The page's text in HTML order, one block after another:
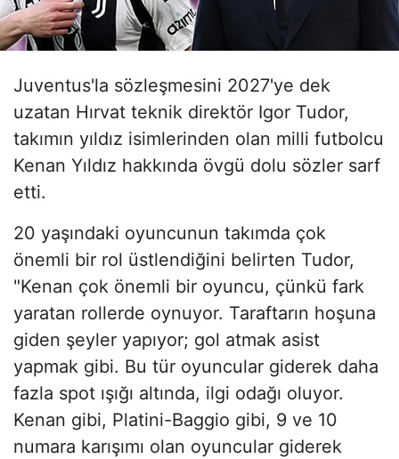
Juventus'la sözleşmesini 2027'ye dek
uzatan Hırvat teknik direktör Igor Tudor,
takımın yıldız isimlerinden olan milli futbolcu
Kenan Yıldız hakkında övgü dolu sözler sarf
etti.
20 yaşındaki oyuncunun takımda çok
önemli bir rol üstlendiğini belirten Tudor,
"Kenan çok önemli bir oyuncu, çünkü fark
yaratan rollerde oynuyor. Taraftarın hoşuna
giden şeyler yapıyor; gol atmak asist
yapmak gibi. Bu tür oyuncular giderek daha
fazla spot ışığı altında, ilgi odağı oluyor.
Kenan gibi, Platini-Baggio gibi, 9 ve 10
numara karışımı olan oyuncular giderek